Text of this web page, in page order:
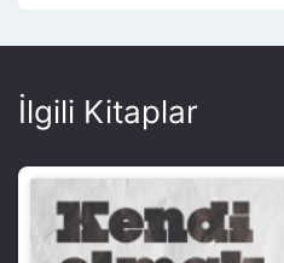
İlgili Kitaplar